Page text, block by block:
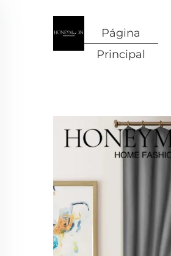
Página
Principal